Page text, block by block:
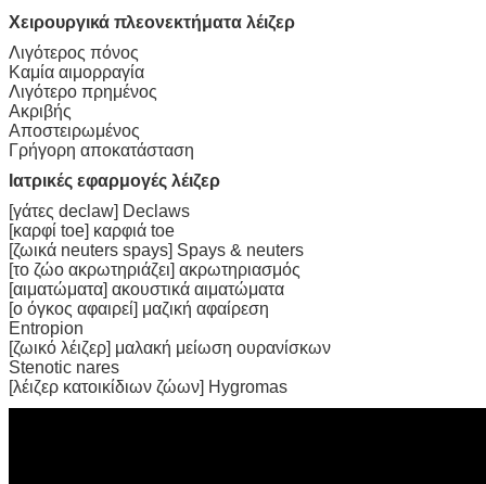
Χειρουργικά πλεονεκτήματα λέιζερ
Λιγότερος πόνος
Καμία αιμορραγία
Λιγότερο πρημένος
Ακριβής
Αποστειρωμένος
Γρήγορη αποκατάσταση
Ιατρικές εφαρμογές λέιζερ
[γάτες declaw] Declaws
[καρφί toe] καρφιά toe
[ζωικά neuters spays] Spays & neuters
[το ζώο ακρωτηριάζει] ακρωτηριασμός
[αιματώματα] ακουστικά αιματώματα
[ο όγκος αφαιρεί] μαζική αφαίρεση
Entropion
[ζωικό λέιζερ] μαλακή μείωση ουρανίσκων
Stenotic nares
[λέιζερ κατοικίδιων ζώων] Hygromas